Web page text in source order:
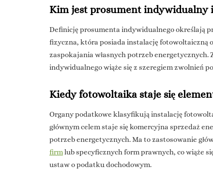
Kim jest prosument indywidualny
Definicję prosumenta indywidualnego określają
fizyczna, która posiada instalację fotowoltaiczną
zaspokajania własnych potrzeb
indywidualnego wiąże się z szeregiem zwolnień
Kiedy fotowoltaika staje się
Organy podatkowe klasyfikują instalację
głównym celem staje się komercyjna sprzedaż
potrzeb energetycznych. Ma to zastosowanie
firmlub specyficznych form prawnych, co wiąże
ustaw o podatku dochodowym.